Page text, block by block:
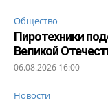
Общество
Пиротехники
Великой
06.08.2026 16:00
Новости